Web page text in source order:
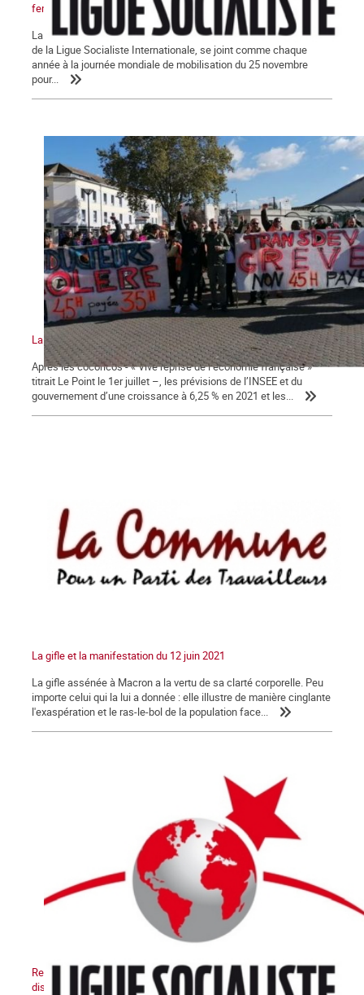
femmes
La Commune – pour un parti des travailleurs, section française
de la Ligue Socialiste Internationale, se joint comme chaque
année à la journée mondiale de mobilisation du 25 novembre
pour...
La lutte des classes, plus que jamais !
Après les cocoricos - « Vive reprise de l’économie française »
titrait Le Point le 1er juillet –, les prévisions de l’INSEE et du
gouvernement d’une croissance à 6,25 % en 2021 et les...
La gifle et la manifestation du 12 juin 2021
La gifle assénée à Macron a la vertu de sa clarté corporelle. Peu
importe celui qui la lui a donnée : elle illustre de manière cinglante
l'exaspération et le ras-le-bol de la population face...
Retraites : ni loi ni réforme ! Dirigeants syndicaux, arrêtez de
discuter !